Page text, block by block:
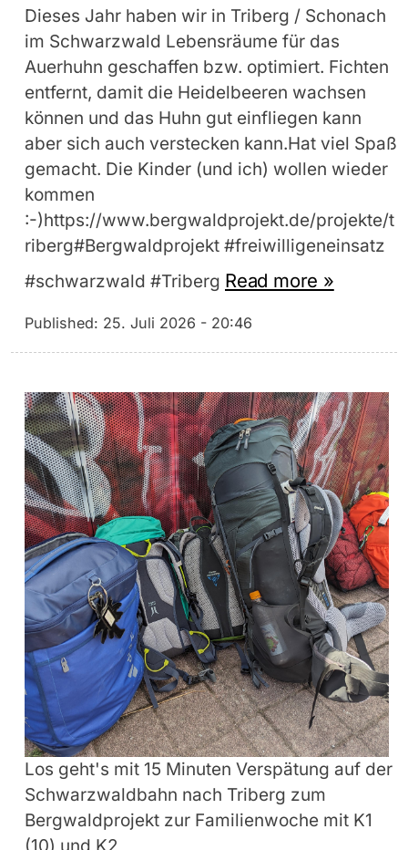
Dieses Jahr haben wir in Triberg / Schonach
im Schwarzwald Lebensräume für das
Auerhuhn geschaffen bzw. optimiert. Fichten
entfernt, damit die Heidelbeeren wachsen
können und das Huhn gut einfliegen kann
aber sich auch verstecken kann.Hat viel Spaß
gemacht. Die Kinder (und ich) wollen wieder
kommen
:-)https://www.bergwaldprojekt.de/projekte/t
riberg#Bergwaldprojekt #freiwilligeneinsatz
#schwarzwald #Triberg Read more »
Published: 25. Juli 2026 - 20:46
Los geht's mit 15 Minuten Verspätung auf der
Schwarzwaldbahn nach Triberg zum
Bergwaldprojekt zur Familienwoche mit K1